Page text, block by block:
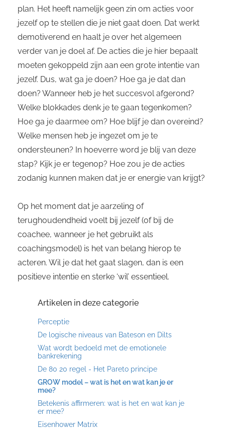
plan. Het heeft namelijk geen zin om acties voor
jezelf op te stellen die je niet gaat doen. Dat werkt
demotiverend en haalt je over het algemeen
verder van je doel af. De acties die je hier bepaalt
moeten gekoppeld zijn aan een grote intentie van
jezelf. Dus, wat ga je doen? Hoe ga je dat dan
doen? Wanneer heb je het succesvol afgerond?
Welke blokkades denk je te gaan tegenkomen?
Hoe ga je daarmee om? Hoe blijf je dan overeind?
Welke mensen heb je ingezet om je te
ondersteunen? In hoeverre word je blij van deze
stap? Kijk je er tegenop? Hoe zou je de acties
zodanig kunnen maken dat je er energie van krijgt?
Op het moment dat je aarzeling of
terughoudendheid voelt bij jezelf (of bij de
coachee, wanneer je het gebruikt als
coachingsmodel) is het van belang hierop te
acteren. Wil je dat het gaat slagen, dan is een
positieve intentie en sterke ‘wil’ essentieel.
Artikelen in deze categorie
Perceptie
De logische niveaus van Bateson en Dilts
Wat wordt bedoeld met de emotionele
bankrekening
De 80 20 regel - Het Pareto principe
GROW model – wat is het en wat kan je er
mee?
Betekenis affirmeren: wat is het en wat kan je
er mee?
Eisenhower Matrix